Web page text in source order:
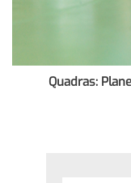
Quadras: